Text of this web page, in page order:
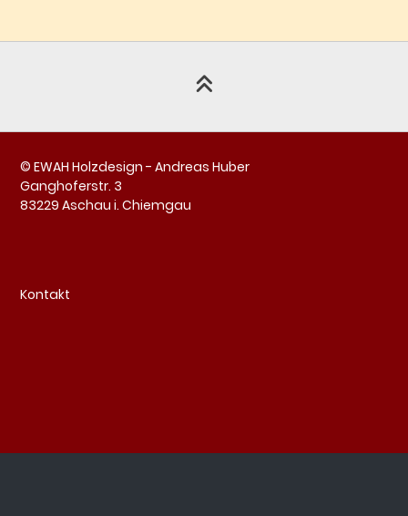
© EWAH Holzdesign - Andreas Huber
Ganghoferstr. 3
83229 Aschau i. Chiemgau
Kontakt